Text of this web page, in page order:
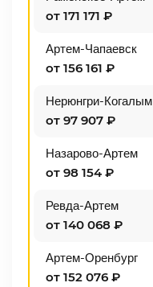
от 171 171 ₽
Артем-Чапаевск
от 156 161 ₽
Нерюнгри-Когалым
от 97 907 ₽
Назарово-Артем
от 98 154 ₽
Ревда-Артем
от 140 068 ₽
Артем-Оренбург
от 152 076 ₽